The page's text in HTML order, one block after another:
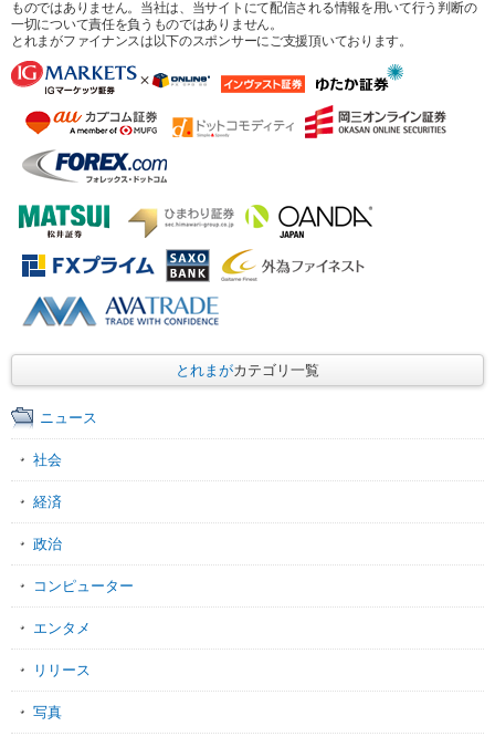
ものではありません。当社は、当サイトにて配信される情報を用いて行う判断の
一切について責任を負うものではありません。
とれまがファイナンスは以下のスポンサーにご支援頂いております。
とれまがカテゴリ一覧
ニュース
社会
経済
政治
コンピューター
エンタメ
リリース
写真